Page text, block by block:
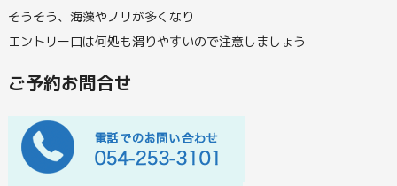
そうそう、海藻やノリが多くなり
エントリー口は何処も滑りやすいので注意しましょう
ご予約お問合せ